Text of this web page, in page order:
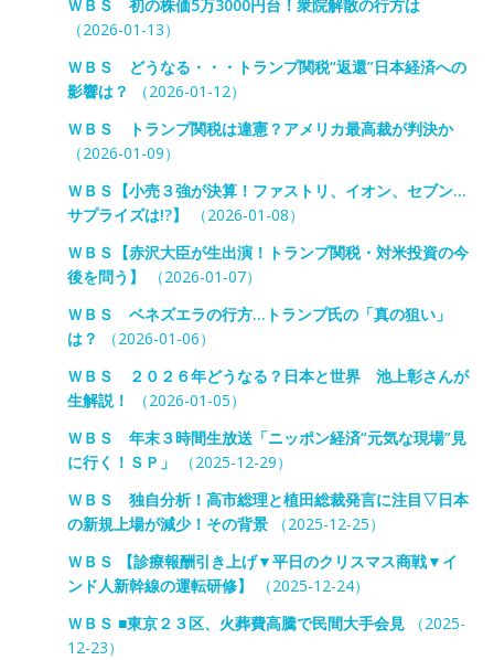
ＷＢＳ 初の株価5万3000円台！衆院解散の行方は
（2026-01-13）
ＷＢＳ どうなる・・・トランプ関税“返還”日本経済への
影響は？
（2026-01-12）
ＷＢＳ トランプ関税は違憲？アメリカ最高裁が判決か
（2026-01-09）
ＷＢＳ【小売３強が決算！ファストリ、イオン、セブン…
サプライズは!?】
（2026-01-08）
ＷＢＳ【赤沢大臣が生出演！トランプ関税・対米投資の今
後を問う】
（2026-01-07）
ＷＢＳ ベネズエラの行方…トランプ氏の「真の狙い」
は？
（2026-01-06）
ＷＢＳ ２０２６年どうなる？日本と世界 池上彰さんが
生解説！
（2026-01-05）
ＷＢＳ 年末３時間生放送「ニッポン経済“元気な現場”見
に行く！ＳＰ」
（2025-12-29）
ＷＢＳ 独自分析！高市総理と植田総裁発言に注目▽日本
の新規上場が減少！その背景（2025-12-25）
ＷＢＳ 【診療報酬引き上げ▼平日のクリスマス商戦▼イ
ンド人新幹線の運転研修】
（2025-12-24）
ＷＢＳ ■東京２３区、火葬費高騰で民間大手会見（2025-
12-23）